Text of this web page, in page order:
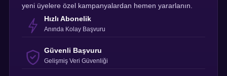
yeni üyelere özel kampanyalardan hemen yararlanın.
Hızlı Abonelik
Anında Kolay Başvuru
Güvenli Başvuru
Gelişmiş Veri Güvenliği